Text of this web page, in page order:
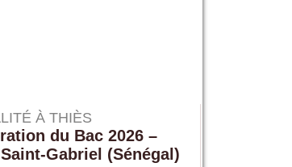
À THIÈS
du Bac 2026 –
Gabriel (Sénégal)